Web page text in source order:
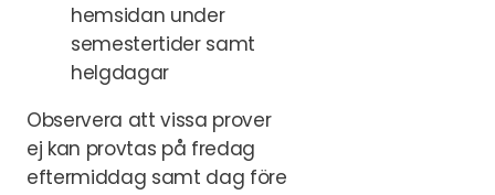
hemsidan under
semestertider samt
helgdagar
Observera att vissa prover
ej kan provtas på fredag
eftermiddag samt dag före